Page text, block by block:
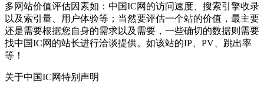
多网站价值评估因素如：中国IC网的访问速度、搜索引擎收录
以及索引量、用户体验等；当然要评估一个站的价值，最主要
还是需要根据您自身的需求以及需要，一些确切的数据则需要
找中国IC网的站长进行洽谈提供。如该站的IP、PV、跳出率
等！
关于中国IC网特别声明